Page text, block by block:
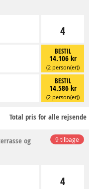
4
BESTIL
14.106 kr
(2 person(er))
BESTIL
14.586 kr
(2 person(er))
Total pris for alle rejsende
9 tilbage
og
4